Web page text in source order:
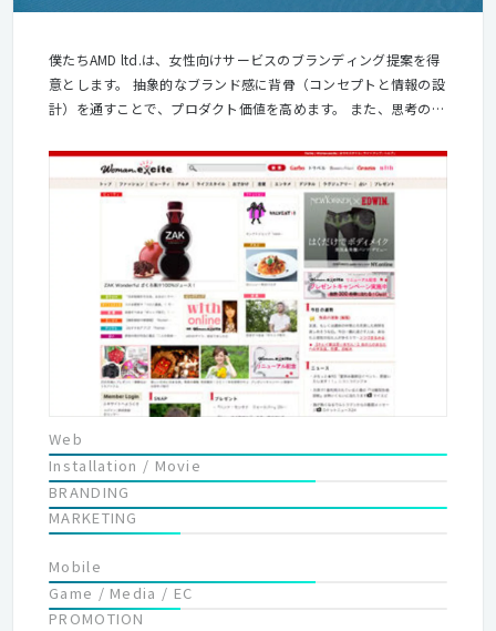
僕たちAMD ltd.は、女性向けサービスのブランディング提案を得
意とします。 抽象的なブランド感に背骨（コンセプトと情報の設
計）を通すことで、プロダクト価値を高めます。 また、思考の核
とし、それらをブレずに視覚化する社内生産技術の高さも強みで
す。
Web
Installation / Movie
BRANDING
MARKETING
Mobile
Game / Media / EC
PROMOTION